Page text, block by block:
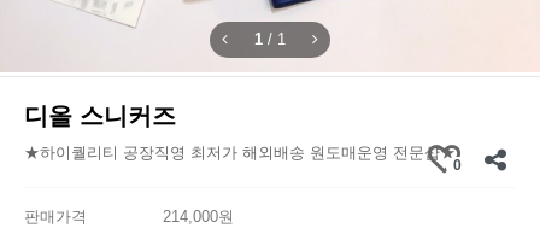
1 / 1
디올 스니커즈
★하이퀄리티 공장직영 최저가 해외배송 원도매운영 전문샵★
0
판매가격
214,000원